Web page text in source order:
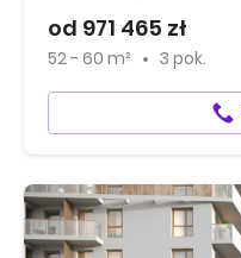
od 971 465 zł
52 - 60 m² 3 pok.